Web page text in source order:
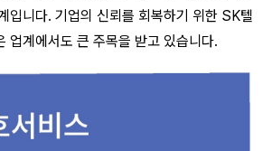
입니다. 기업의 신뢰를 회복하기 위한 SK텔
업계에서도 큰 주목을 받고 있습니다.